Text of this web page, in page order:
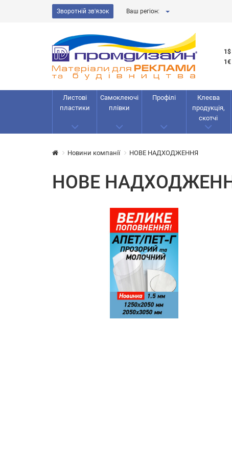
Зворотній зв'язок Ваш регіон:
1$
1€
Листові
пластики
Самоклеючі
плівки
Профілі
Клеєва
продукція,
скотчі
Новини компанії НОВЕ НАДХОДЖЕННЯ
НОВЕ